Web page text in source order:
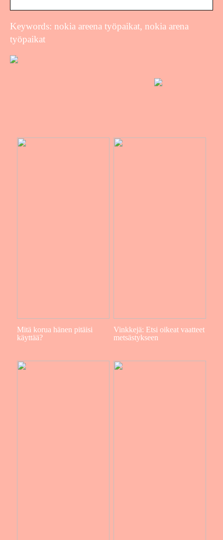
Keywords: nokia areena työpaikat, nokia arena
työpaikat
Mitä korua hänen pitäisi
käyttää?
Vinkkejä: Etsi oikeat vaatteet
metsästykseen